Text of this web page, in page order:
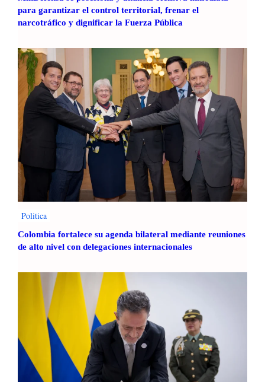
para garantizar el control territorial, frenar el
narcotráfico y dignificar la Fuerza Pública
Politica
Colombia fortalece su agenda bilateral mediante reuniones
de alto nivel con delegaciones internacionales